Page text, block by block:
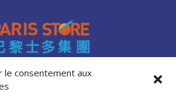
le consentement aux
professionnels